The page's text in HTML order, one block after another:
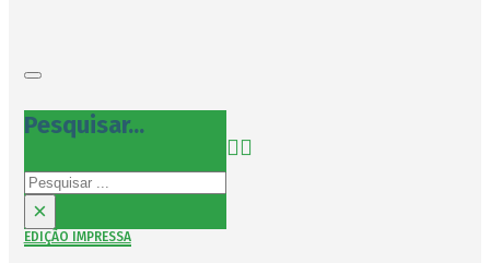
Pesquisar...
Pesquisar
×
EDIÇÃO IMPRESSA